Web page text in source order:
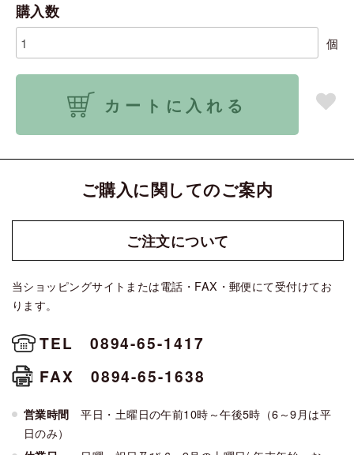
購入数
個
カートに入れる
ご購入に関してのご案内
ご注文について
当ショッピングサイトまたは電話・FAX・郵便にて受付けてお
ります。
TEL 0894-65-1417
FAX 0894-65-1638
営業時間 平日・土曜日の午前10時～午後5時（6～9月は平
日のみ）